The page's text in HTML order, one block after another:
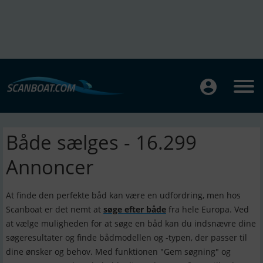
Både sælges - 16.299
Annoncer
At finde den perfekte båd kan være en udfordring, men hos
Scanboat er det nemt at søge efter både fra hele Europa. Ved
at vælge muligheden for at søge en båd kan du indsnævre dine
søgeresultater og finde bådmodellen og -typen, der passer til
dine ønsker og behov. Med funktionen "Gem søgning" og